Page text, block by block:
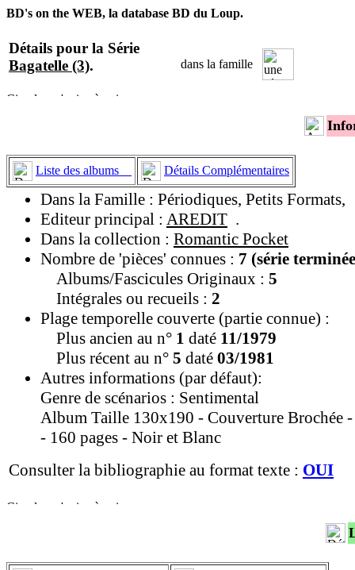
BD's on the WEB, la database BD du Loup.
Détails pour la Série
Bagatelle (3). dans la famille
Liste des albums Détails Complémentaires
Dans la Famille : Périodiques, Petits Formats,
Editeur principal : AREDIT .
Dans la collection : Romantic Pocket
Nombre de 'pièces' connues : 7 (série
Albums/Fascicules Originaux : 5
Intégrales ou recueils : 2
Plage temporelle couverte (partie connue) :
Plus ancien au n° 1 daté 11/1979
Plus récent au n° 5 daté 03/1981
Autres informations (par défaut):
Genre de scénarios : Sentimental
Album Taille 130x190 - Couverture Brochée -
- 160 pages - Noir et Blanc
Consulter la bibliographie au format texte : OUI